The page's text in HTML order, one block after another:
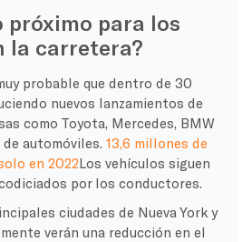
próximo para los
la carretera?
probable que dentro de 30
nuevos lanzamientos de
como Toyota, Mercedes, BMW
automóviles. 13,6 millones de
en 2022Los vehículos siguen
por los conductores.
ciudades de Nueva York y
verán una reducción en el